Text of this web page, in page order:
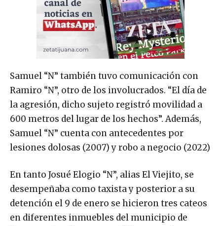
Samuel “N” también tuvo comunicación con
Ramiro “N”, otro de los involucrados. “El día de
la agresión, dicho sujeto registró movilidad a
600 metros del lugar de los hechos”. Además,
Samuel “N” cuenta con antecedentes por
lesiones dolosas (2007) y robo a negocio (2022)
En tanto Josué Elogio “N”, alias El Viejito, se
desempeñaba como taxista y posterior a su
detención el 9 de enero se hicieron tres cateos
en diferentes inmuebles del municipio de